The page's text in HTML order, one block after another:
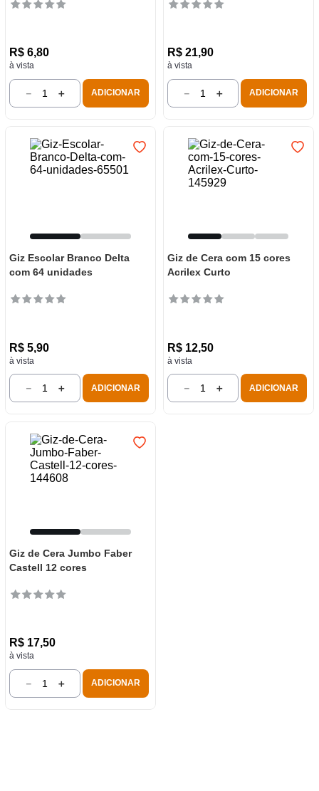
R$ 6,80
à vista
＋
－ ADICIONAR
R$ 21,90
à vista
＋
－ ADICIONAR
Giz Escolar Branco Delta
com 64 unidades
R$ 5,90
à vista
＋
－ ADICIONAR
Giz de Cera com 15 cores
Acrilex Curto
R$ 12,50
à vista
＋
－ ADICIONAR
Giz de Cera Jumbo Faber
Castell 12 cores
R$ 17,50
à vista
＋
－ ADICIONAR